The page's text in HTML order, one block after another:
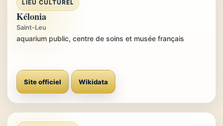
LIEU CULTUREL
Kélonia
Saint-Leu
aquarium public, centre de soins et musée français
Site officiel Wikidata